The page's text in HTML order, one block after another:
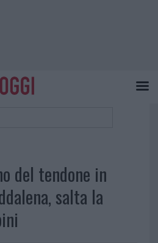
del tendone in
salta la